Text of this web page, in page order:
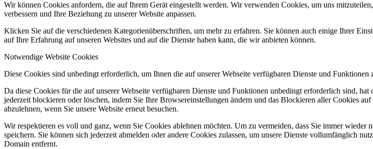
Wir können Cookies anfordern, die auf Ihrem Gerät eingestellt werden. Wir verwenden Cookies, um uns
verbessern und Ihre Beziehung zu unserer Website anpassen.
Klicken Sie auf die verschiedenen Kategorienüberschriften, um mehr zu erfahren. Sie können auch einige Ihrer
auf Ihre Erfahrung auf unseren Websites und auf die Dienste haben kann, die wir anbieten können.
Notwendige Website Cookies
Diese Cookies sind unbedingt erforderlich, um Ihnen die auf unserer Webseite verfügbaren Dienste und Funktionen
Da diese Cookies für die auf unserer Webseite verfügbaren Dienste und Funktionen unbedingt erforderlich sind,
jederzeit blockieren oder löschen, indem Sie Ihre Browsereinstellungen ändern und das Blockieren aller Cookies
abzulehnen, wenn Sie unsere Website erneut besuchen.
Wir respektieren es voll und ganz, wenn Sie Cookies ablehnen möchten. Um zu vermeiden, dass Sie immer
speichern. Sie können sich jederzeit abmelden oder andere Cookies zulassen, um unsere Dienste vollumfänglich
Domain entfernt.